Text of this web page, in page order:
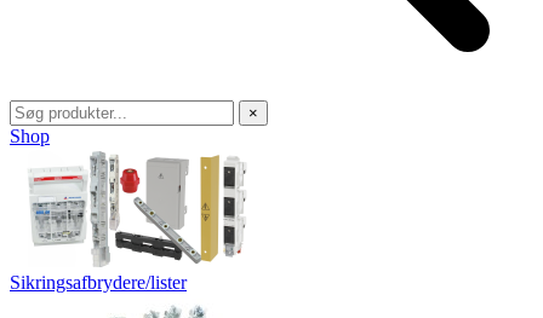
×
Shop
Sikringsafbrydere/lister